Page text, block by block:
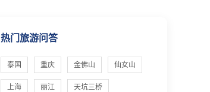
热门旅游问答
泰国 重庆 金佛山 仙女山
上海 丽江 天坑三桥